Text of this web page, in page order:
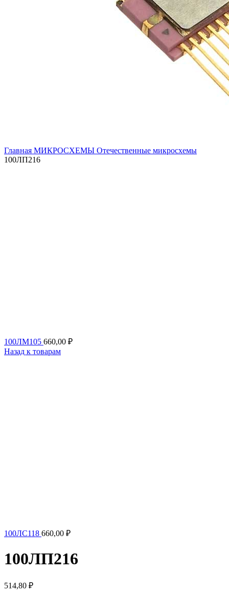
Главная МИКРОСХЕМЫ Отечественные микросхемы
100ЛП216
100ЛМ105 660,00 ₽
Назад к товарам
100ЛС118 660,00 ₽
100ЛП216
514,80 ₽